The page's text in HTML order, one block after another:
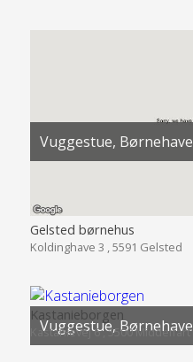
Vuggestue, Børnehave
Gelsted børnehus
Koldinghave 3 , 5591 Gelsted
Vuggestue, Børnehave
Kastanieborgen
Kastanievej 6 , 5500 Middelfart